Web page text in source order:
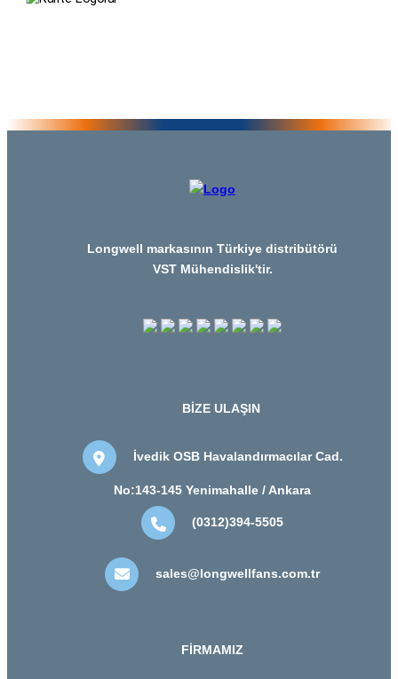
Longwell markasının Türkiye distribütörü
VST Mühendislik'tir.
BİZE ULAŞIN
İvedik OSB Havalandırmacılar Cad.
No:143-145 Yenimahalle / Ankara
(0312)394-5505
sales@longwellfans.com.tr
FİRMAMIZ